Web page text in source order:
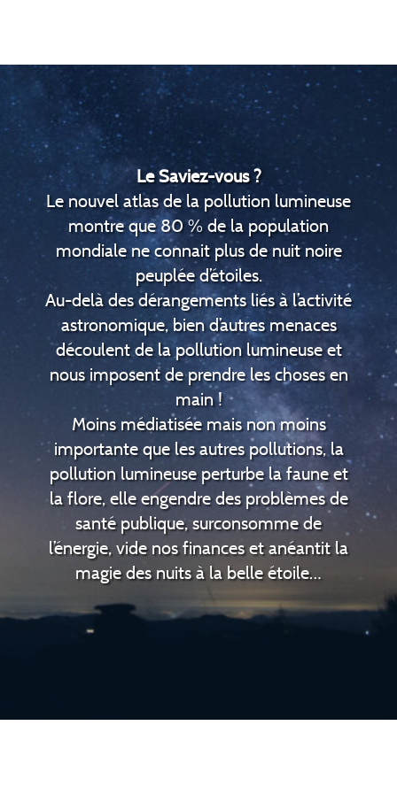
Le Saviez-vous ?
Le nouvel atlas de la pollution lumineuse
montre que 80 % de la population
mondiale ne connait plus de nuit noire
peuplée d’étoiles.
Au-delà des dérangements liés à l’activité
astronomique, bien d’autres menaces
découlent de la pollution lumineuse et
nous imposent de prendre les choses en
main !
Moins médiatisée mais non moins
importante que les autres pollutions, la
pollution lumineuse perturbe la faune et
la flore, elle engendre des problèmes de
santé publique, surconsomme de
l’énergie, vide nos finances et anéantit la
magie des nuits à la belle étoile…